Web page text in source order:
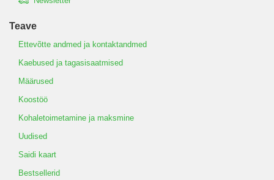
Teave
Ettevõtte andmed ja kontaktandmed
Kaebused ja tagasisaatmised
Määrused
Koostöö
Kohaletoimetamine ja maksmine
Uudised
Saidi kaart
Bestsellerid